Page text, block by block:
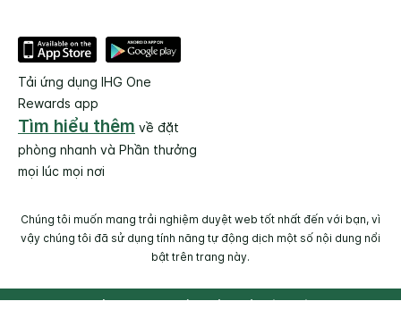
Tải ứng dụng IHG One
Rewards app
Tìm hiểu thêm về đặt
phòng nhanh và Phần thưởng
mọi lúc mọi nơi
Chúng tôi muốn mang trải nghiệm duyệt web tốt nhất đến với bạn, vì
vậy chúng tôi đã sử dụng tính năng tự động dịch một số nội dung nổi
bật trên trang này.
© 2026 IHG. Bảo lưu mọi quyền. Hầu hết các khách sạn thuộc